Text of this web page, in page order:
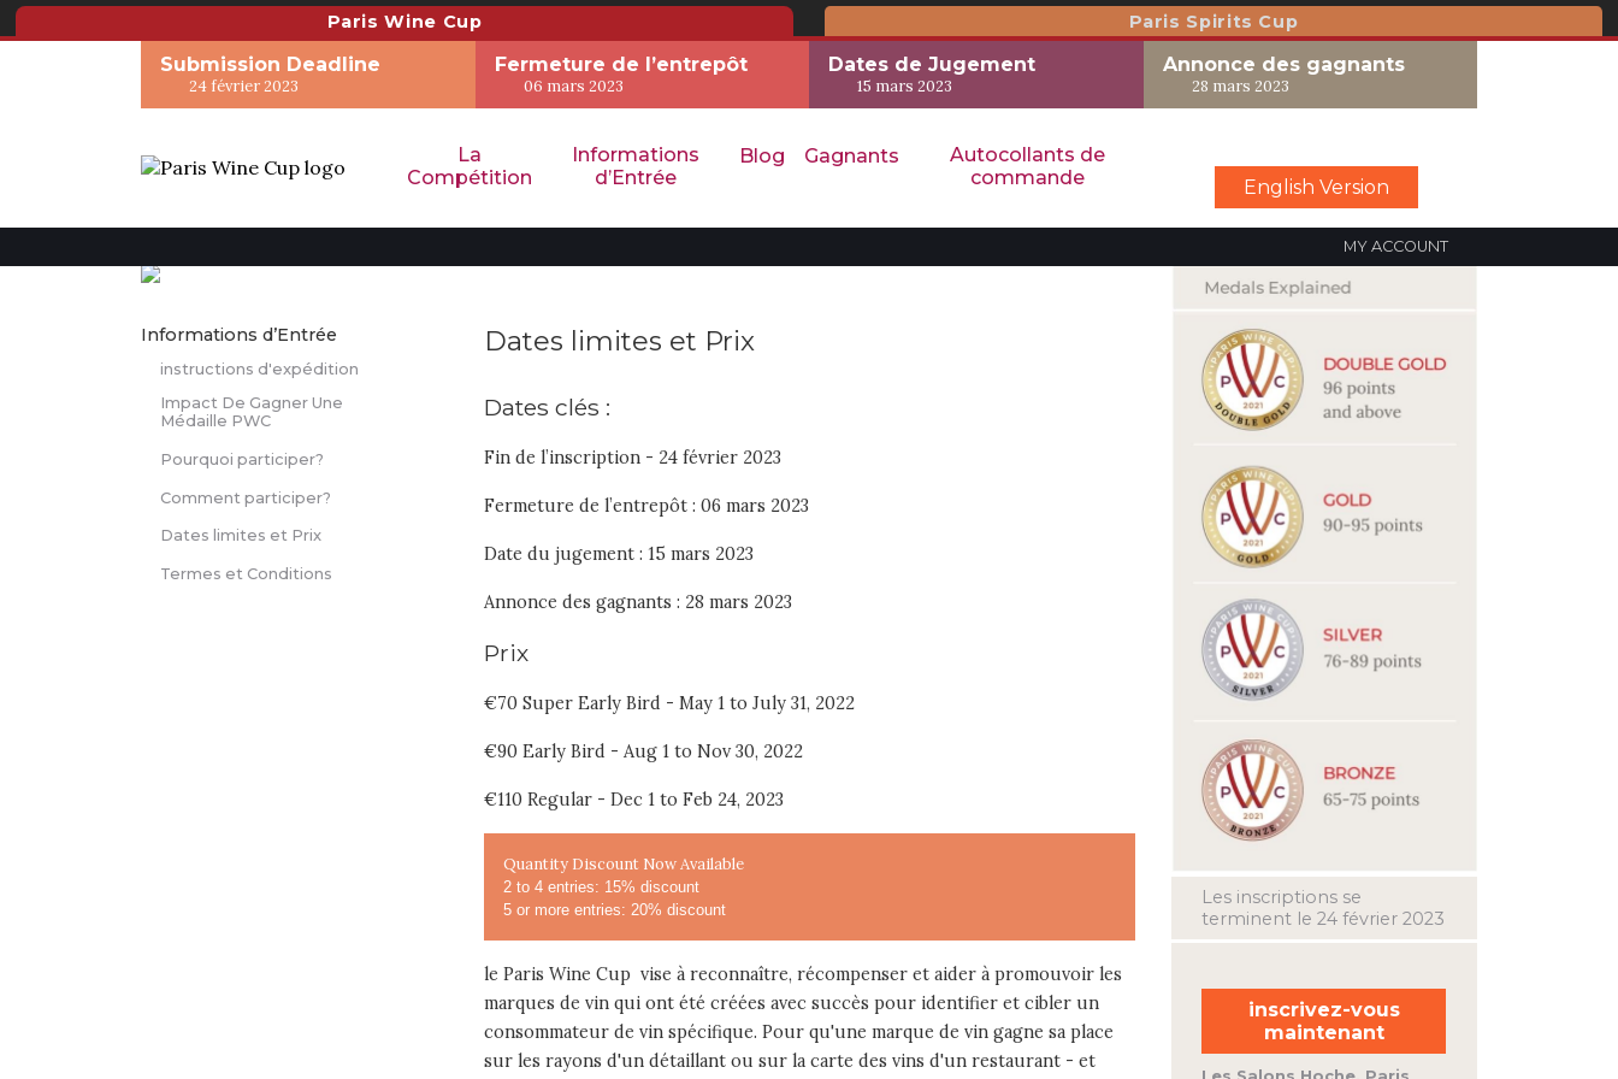
Paris Wine Cup Paris Spirits Cup
Submission Deadline
24 février 2023
Fermeture de l’entrepôt
06 mars 2023
Dates de Jugement
15 mars 2023
Annonce des gagnants
28 mars 2023
La
Compétition
Informations
d’Entrée
Blog Gagnants
Autocollants de
commande
English Version
MY ACCOUNT
Informations d’Entrée
instructions d'expédition
Impact De Gagner Une
Médaille PWC
Pourquoi participer?
Comment participer?
Dates limites et Prix
Termes et Conditions
Dates limites et Prix
Dates clés :
Fin de l’inscription - 24 février 2023
Fermeture de l’entrepôt : 06 mars 2023
Date du jugement : 15 mars 2023
Annonce des gagnants : 28 mars 2023
Prix
€70 Super Early Bird - May 1 to July 31, 2022
€90 Early Bird - Aug 1 to Nov 30, 2022
€110 Regular - Dec 1 to Feb 24, 2023
Quantity Discount Now Available
2 to 4 entries: 15% discount
5 or more entries: 20% discount
le Paris Wine Cup vise à reconnaître, récompenser et aider à promouvoir les
marques de vin qui ont été créées avec succès pour identifier et cibler un
consommateur de vin spécifique. Pour qu'une marque de vin gagne sa place
sur les rayons d'un détaillant ou sur la carte des vins d'un restaurant - et
Les inscriptions se
terminent le 24 février 2023
inscrivez-vous
maintenant